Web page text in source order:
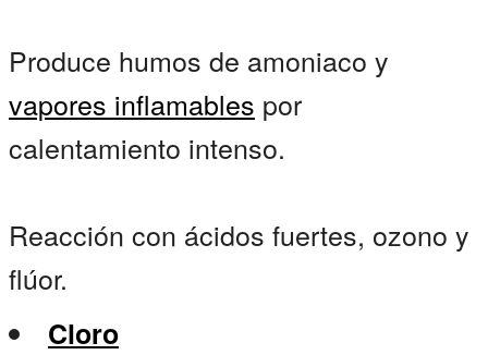
Produce humos de amoniaco y
vapores inflamables por
calentamiento intenso.
Reacción con ácidos fuertes, ozono y
flúor.
Cloro